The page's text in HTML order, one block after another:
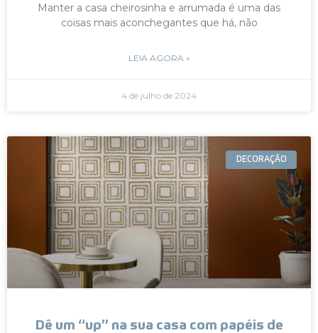
Manter a casa cheirosinha e arrumada é uma das
coisas mais aconchegantes que há, não
LEIA AGORA »
4 de julho de 2024
DECORAÇÃO
Dê um “up” na sua casa com papéis de